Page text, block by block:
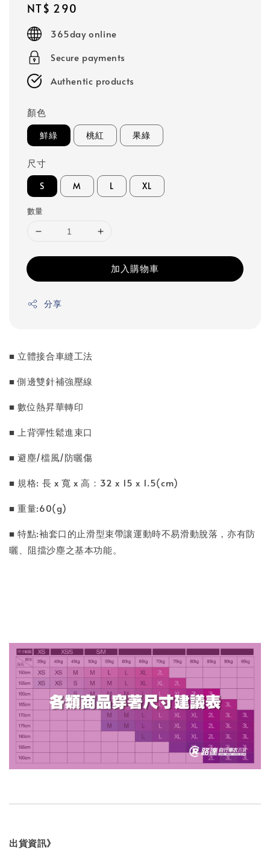
Regular
price
NT$ 290
365day online
Secure payments
Authentic products
顏色
鮮綠 桃紅 果綠
尺寸
S M L XL
數量
加入購物車
分享
■ 立體接合車縫工法
■ 側邊雙針補強壓線
■ 數位熱昇華轉印
■ 上背彈性鬆進束口
■ 避塵/檔風/防曬傷
■ 規格: 長 x 寬 x 高：32 x 15 x 1.5(cm)
■ 重量:60(g)
■ 特點:袖套口的止滑型束帶讓運動時不易滑動脫落，亦有防
曬、阻擋沙塵之基本功能。
出貨資訊》